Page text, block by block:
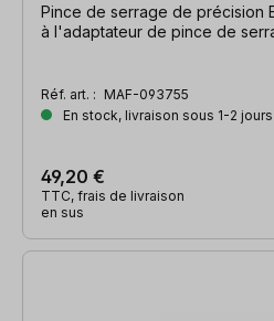
Pince de serrage de précision
à l'adaptateur de pince de
Réf. art. : MAF-093755
En stock, livraison sous 1-2
49,20 €
TTC, frais de livraison
en sus